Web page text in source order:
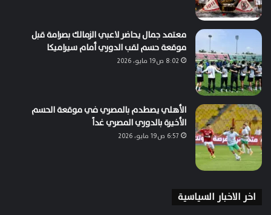
معتمد جمال يحاضر لاعبي الزمالك بصرامة قبل
موقعة حسم لقب الدوري أمام سيراميكا
8:02 ص19 مايو، 2026
الأهلي يصطدم بالمصري في موقعة الحسم
الأخيرة بالدوري المصري غداً
6:57 ص19 مايو، 2026
اخر الاخبار السياسية